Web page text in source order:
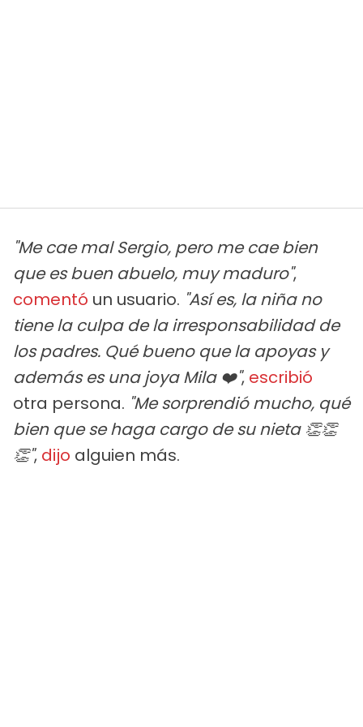
"Me cae mal Sergio, pero me cae bien
que es buen abuelo, muy maduro",
comentó un usuario. "Así es, la niña no
tiene la culpa de la irresponsabilidad de
los padres. Qué bueno que la apoyas y
además es una joya Mila ❤️", escribió
otra persona. "Me sorprendió mucho, qué
bien que se haga cargo de su nieta 👏👏
👏", dijo alguien más.